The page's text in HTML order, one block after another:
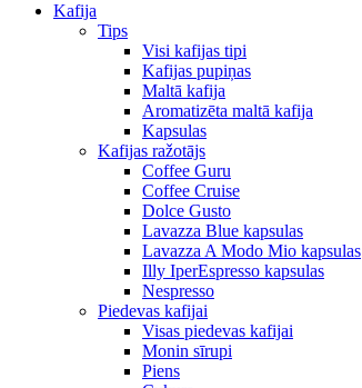
Kafija
Tips
Visi kafijas tipi
Kafijas pupiņas
Maltā kafija
Aromatizēta maltā kafija
Kapsulas
Kafijas ražotājs
Coffee Guru
Coffee Cruise
Dolce Gusto
Lavazza Blue kapsulas
Lavazza A Modo Mio kapsulas
Illy IperEspresso kapsulas
Nespresso
Piedevas kafijai
Visas piedevas kafijai
Monin sīrupi
Piens